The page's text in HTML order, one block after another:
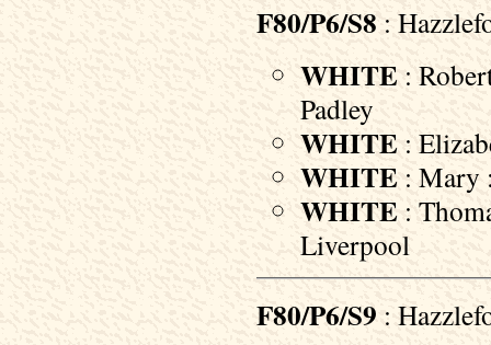
F80/P6/S8 :
WHITE :
Padley
WHITE :
WHITE : Mary
WHITE :
Liverpool
F80/P6/S9 :